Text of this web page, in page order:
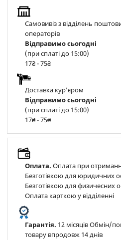
Самовивіз з відділень
операторів
Відправимо сьогодні
(при сплаті до 15:00)
17₴ - 75₴
Доставка курʼєром
Відправимо сьогодні
(при сплаті до 15:00)
17₴ - 75₴
Оплата. Оплата при
Безготівкою для юридичних
Безготівкою для физичесних
Оплата карткою у відділенні
Гарантія. 12 місяців Обмін/
товару впродовж 14 днів